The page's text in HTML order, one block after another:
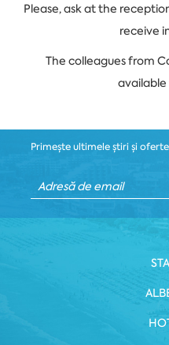
Please, ask at the
receive
The colleagues from
available
Primește ultimele știri și